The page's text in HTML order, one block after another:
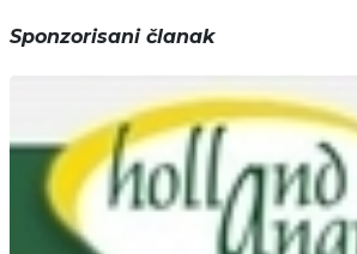
Sponzorisani članak